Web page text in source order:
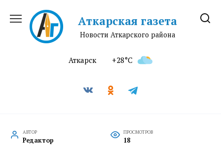
содержанию
Аткарская газета
Новости Аткарского района
Аткарск +28°C
АВТОР
Редактор
ПРОСМОТРОВ
18